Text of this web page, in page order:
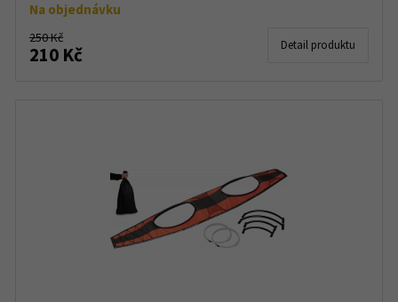
Na objednávku
250 Kč
210 Kč Detail produktu